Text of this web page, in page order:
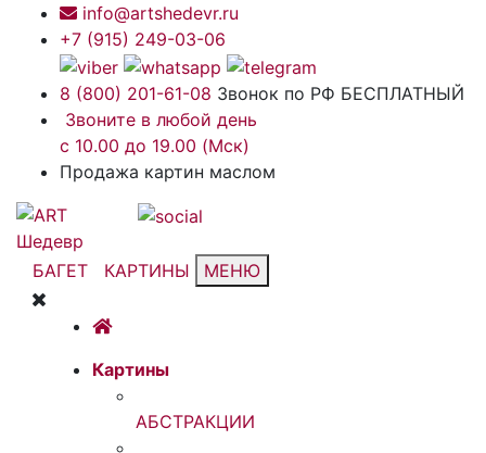
info@artshedevr.ru
+7 (915) 249-03-06
8 (800) 201-61-08 Звонок по РФ БЕСПЛАТНЫЙ
Звоните в любой день
с 10.00 до 19.00 (Мск)
Продажа картин маслом
БАГЕТ КАРТИНЫ МЕНЮ
Картины
АБСТРАКЦИИ